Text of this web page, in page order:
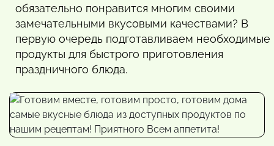
обязательно понравится многим своими
замечательными вкусовыми качествами? В
первую очередь подготавливаем необходимые
продукты для быстрого приготовления
праздничного блюда.